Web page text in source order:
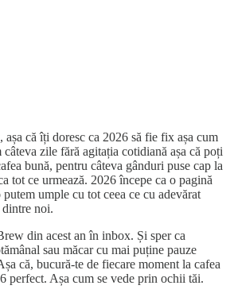
așa că îți doresc ca 2026 să fie fix așa cum
zile fără agitația cotidiană așa că poți
bună, pentru câteva gânduri puse cap la
tot ce urmează. 2026 începe ca o pagină
putem umple cu tot ceea ce cu adevărat
noi.
din acest an în inbox. Și sper ca
sau măcar cu mai puține pauze
că, bucură-te de fiecare moment la cafea
perfect. Așa cum se vede prin ochii tăi.